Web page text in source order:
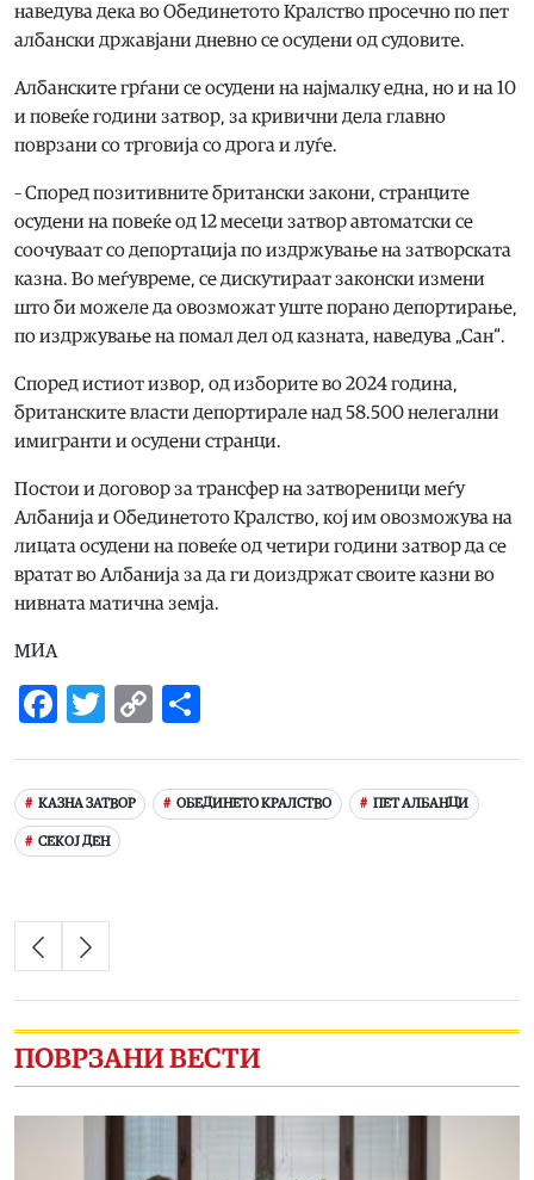
наведува дека во Обединетото Кралство просечно по пет
албански државјани дневно се осудени од судовите.
Албанските грѓани се осудени на најмалку една, но и на 10
и повеќе години затвор, за кривични дела главно
поврзани со трговија со дрога и луѓе.
– Според позитивните британски закони, странците
осудени на повеќе од 12 месеци затвор автоматски се
соочуваат со депортација по издржување на затворската
казна. Во меѓувреме, се дискутираат законски измени
што би можеле да овозможат уште порано депортирање,
по издржување на помал дел од казната, наведува „Сан“.
Според истиот извор, од изборите во 2024 година,
британските власти депортирале над 58.500 нелегални
имигранти и осудени странци.
Постои и договор за трансфер на затвореници меѓу
Албанија и Обединетото Кралство, кој им овозможува на
лицата осудени на повеќе од четири години затвор да се
вратат во Албанија за да ги доиздржат своите казни во
нивната матична земја.
МИА
Facebook
Twitter
Copy
КАЗНА ЗАТВОР ОБЕДИНЕТО КРАЛСТВО ПЕТ АЛБАНЦИ
СЕКОЈ ДЕН
ПОВРЗАНИ ВЕСТИ